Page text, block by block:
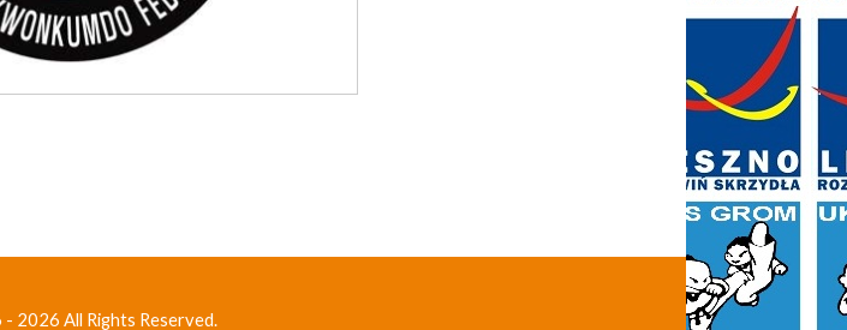
All Rights Reserved.